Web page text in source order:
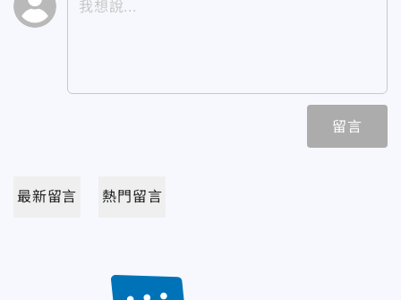
留言
最新留言 熱門留言